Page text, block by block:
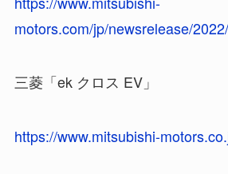
motors.com/jp/newsrelease/
三菱「ek クロス EV」
https://www.mitsubishi-